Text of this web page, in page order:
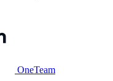
OneTeam